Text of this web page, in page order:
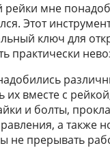
рейки мне
Этот
ключ для
практически
их вместе с
и болты,
а также
не прерывать